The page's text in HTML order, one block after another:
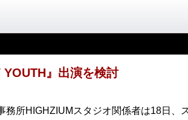
YOUTH』出演を検討
所HIGHZIUMスタジオ関係者は18日、